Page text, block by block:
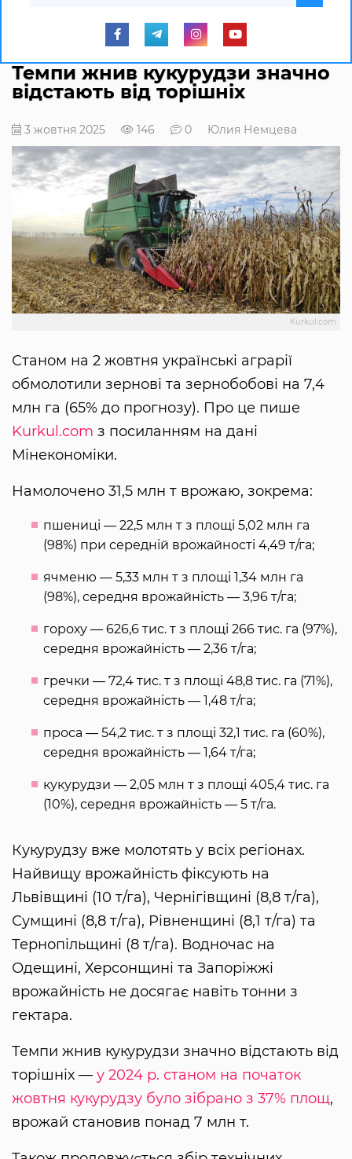
Темпи жнив кукурудзи значно
відстають від торішніх
3 жовтня 2025 146 0 Юлия Немцева
Kurkul.com
Станом на 2 жовтня українські аграрії
обмолотили зернові та зернобобові на 7,4
млн га (65% до прогнозу). Про це пише
Kurkul.com з посиланням на дані
Мінекономіки.
Намолочено 31,5 млн т врожаю, зокрема:
пшениці — 22,5 млн т з площі 5,02 млн га
(98%) при середній врожайності 4,49 т/га;
ячменю — 5,33 млн т з площі 1,34 млн га
(98%), середня врожайність — 3,96 т/га;
гороху — 626,6 тис. т з площі 266 тис. га (97%),
середня врожайність — 2,36 т/га;
гречки — 72,4 тис. т з площі 48,8 тис. га (71%),
середня врожайність — 1,48 т/га;
проса — 54,2 тис. т з площі 32,1 тис. га (60%),
середня врожайність — 1,64 т/га;
кукурудзи — 2,05 млн т з площі 405,4 тис. га
(10%), середня врожайність — 5 т/га.
Кукурудзу вже молотять у всіх регіонах.
Найвищу врожайність фіксують на
Львівщині (10 т/га), Чернігівщині (8,8 т/га),
Сумщині (8,8 т/га), Рівненщині (8,1 т/га) та
Тернопільщині (8 т/га). Водночас на
Одещині, Херсонщині та Запоріжжі
врожайність не досягає навіть тонни з
гектара.
Темпи жнив кукурудзи значно відстають від
торішніх — у 2024 р. станом на початок
жовтня кукурудзу було зібрано з 37% площ,
врожай становив понад 7 млн т.